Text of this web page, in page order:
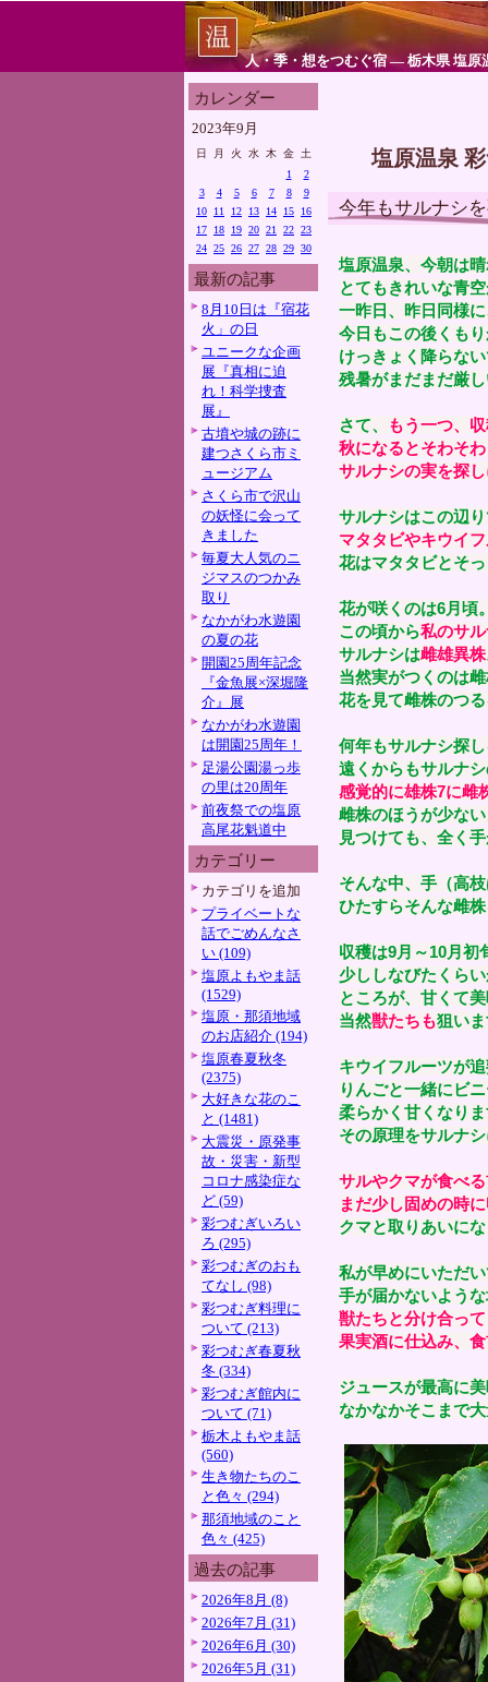
人・季・想をつむぐ宿 ― 栃木県 塩原
カレンダー
2023年9月
日 月 火 水 木 金
土
1
2
3
4 5 6 7 8
9
10
11 12 13 14 15
16
17
18 19 20 21 22 23
24 25 26 27 28 29 30
最新の記事
8月10日は『宿花
火」の日
ユニークな企画
展『真相に迫
れ！科学捜査
展』
古墳や城の跡に
建つさくら市ミ
ュージアム
さくら市で沢山
の妖怪に会って
きました
毎夏大人気のニ
ジマスのつかみ
取り
なかがわ水遊園
の夏の花
開園25周年記念
『金魚展×深堀隆
介』展
なかがわ水遊園
は開園25周年！
足湯公園湯っ歩
の里は20周年
前夜祭での塩原
高尾花魁道中
カテゴリー
カテゴリを追加
プライベートな
話でごめんなさ
い (109)
塩原よもやま話
(1529)
塩原・那須地域
のお店紹介 (194)
塩原春夏秋冬
(2375)
大好きな花のこ
と (1481)
大震災・原発事
故・災害・新型
コロナ感染症な
ど (59)
彩つむぎいろい
ろ (295)
彩つむぎのおも
てなし (98)
彩つむぎ料理に
ついて (213)
彩つむぎ春夏秋
冬 (334)
彩つむぎ館内に
ついて (71)
栃木よもやま話
(560)
生き物たちのこ
と色々 (294)
那須地域のこと
色々 (425)
過去の記事
2026年8月 (8)
2026年7月 (31)
2026年6月 (30)
2026年5月 (31)
塩原温泉
今年もサルナシ
塩原温泉、今朝は
とてもきれいな青
一昨日、昨日同様
今日もこの後くも
けっきょく降らな
残暑がまだまだ厳
さて、
もう一つ、
秋になるとそわそわ
サルナシの実を探
サルナシはこの辺
マタタビやキウイ
花はマタタビとそ
花が咲くのは6月頃
この頃から私のサ
サルナシは雌雄異株
当然実がつくのは
花を見て雌株のつ
何年もサルナシ探
遠くからもサルナ
感覚的に雄株7に雌
雌株のほうが少な
見つけても、全く
そんな中、手（高
ひたすらそんな雌
収穫は9月～10月初
少ししなびたくら
ところが、甘くて
当然獣たちも狙い
キウイフルーツが
りんごと一緒にビ
柔らかく甘くなり
その原理をサルナ
サルやクマが食べ
まだ少し固めの時
クマと取りあいに
私が早めにいただ
手が届かないよう
獣たちと分け合っ
果実酒に仕込み、
ジュースが最高に
なかなかそこまで